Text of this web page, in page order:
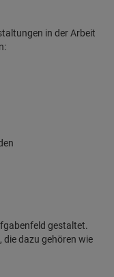
in der Arbeit
gestaltet.
dazu gehören wie